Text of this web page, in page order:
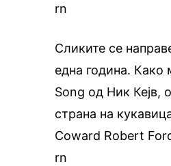
rn
Сликите се
една година. Како
Song од Ник Кејв,
страна на
Coward Robert
rn